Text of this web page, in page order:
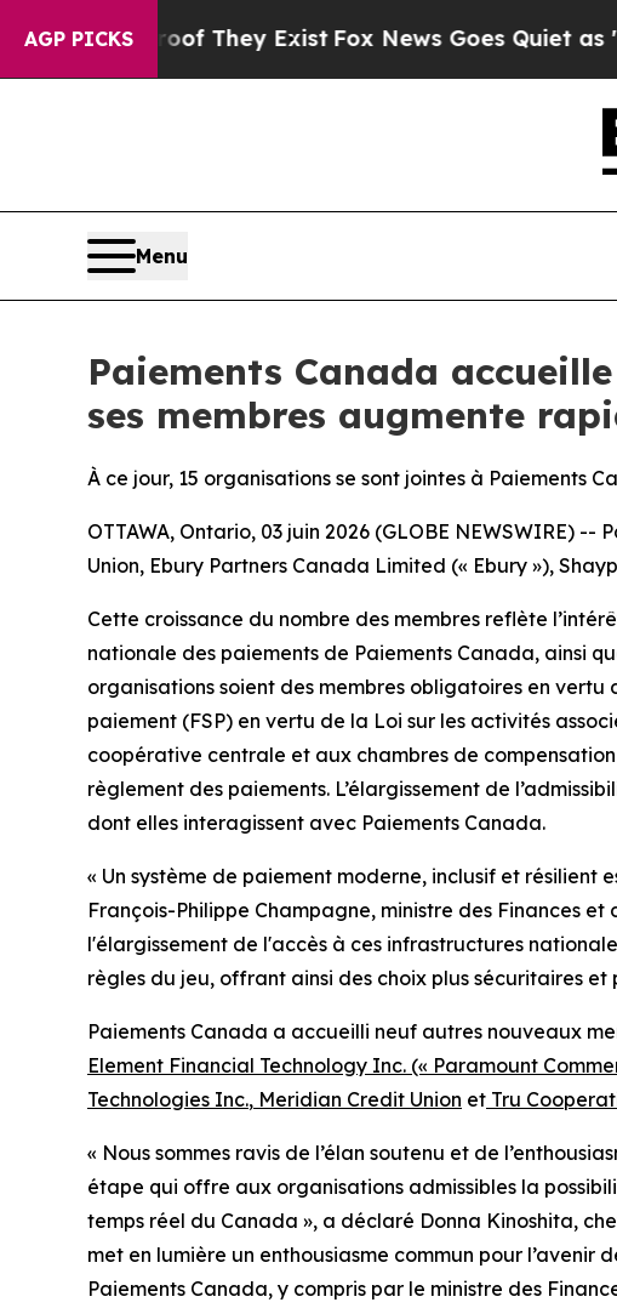
AGP PICKS
Proof They Exist Fox News Goes Quiet as 'Maga
Menu
Paiements Canada
ses membres augmente
À ce jour, 15 organisations se sont jointes à Paiements
OTTAWA, Ontario, 03 juin 2026 (GLOBE NEWSWIRE)
Union, Ebury Partners Canada Limited (« Ebury »),
Cette croissance du nombre des membres reflète
nationale des paiements de Paiements Canada, ainsi
organisations soient des membres obligatoires en
paiement (FSP) en vertu de la Loi sur les activités
coopérative centrale et aux chambres de
règlement des paiements. L’élargissement de
dont elles interagissent avec Paiements Canada.
« Un système de paiement moderne, inclusif et
François-Philippe Champagne, ministre des Finances
l'élargissement de l'accès à ces infrastructures
règles du jeu, offrant ainsi des choix plus sécuritaires
Paiements Canada a accueilli neuf autres nouveaux
Element Financial Technology Inc. (« Paramount
Technologies Inc., Meridian Credit Union et Tru
« Nous sommes ravis de l’élan soutenu et de
étape qui offre aux organisations admissibles la
temps réel du Canada », a déclaré Donna Kinoshita,
met en lumière un enthousiasme commun pour l’avenir
Paiements Canada, y compris par le ministre des